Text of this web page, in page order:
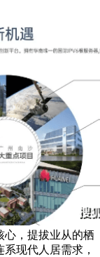
心，提拔业从的栖
现代人居需求，